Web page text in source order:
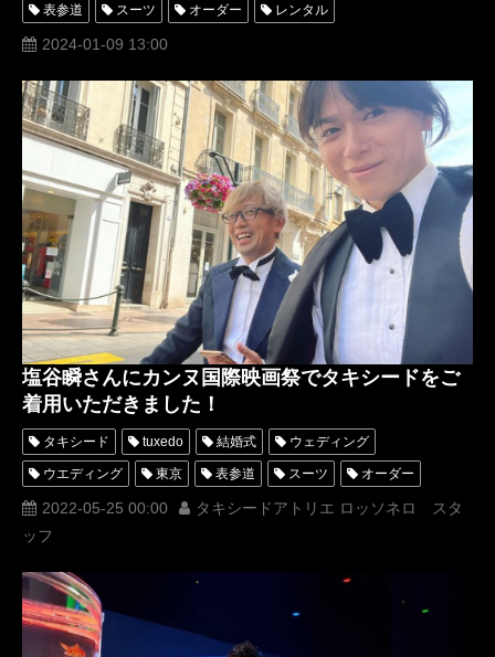
表参道 スーツ オーダー レンタル
オーダータキシード
レディス レディース 名古屋 オーダータキシード東京
オーダータキシード名古屋 新郎衣装
レンタルタキシード東京 レンタルタキシード名古屋 横浜
ROSSONERO タキシードオーダー東京
タキシードレンタル東京 タキシード靴 青山 神奈川
ミラノコレクション オーダータキシード横浜
レンタルタキシード横浜 森田信一 タキシードレンタル横浜
パリコレクション オルガ 栗田正和 フォトグラファー
womentuxedo レディスタキシード
2024-01-09 13:00
塩谷瞬さんにカンヌ国際映画祭でタキシードをご
着用いただきました！
タキシード tuxedo 結婚式 ウェディング
ウエディング 東京 表参道 スーツ オーダー
レンタル オーダータキシード レンタルタキシード
ロッソネロ
オーダータキシード東京 オーダータキシード名古屋
新郎衣装
レンタルタキシード名古屋
2022-05-25 00:00
タキシードアトリエ ロッソネロ スタ
ッフ